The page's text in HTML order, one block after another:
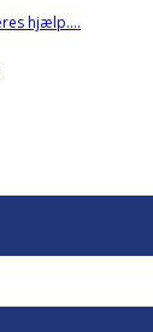
hjælp....